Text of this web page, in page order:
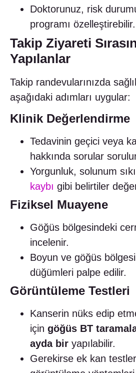
Doktorunuz, risk
programı özelleştirebilir.
Takip Ziyareti
Yapılanlar
Takip randevularınızda
aşağıdaki adımları uygular:
Klinik Değerlendirme
Tedavinin geçici veya
hakkında sorular
Yorgunluk, solunum
kaybı gibi belirtiler
Fiziksel Muayene
Göğüs bölgesindeki
incelenir.
Boyun ve göğüs
düğümleri palpe edilir.
Görüntüleme Testleri
Kanserin nüks edip
için göğüs BT
ayda bir yapılabilir.
Gerekirse ek kan